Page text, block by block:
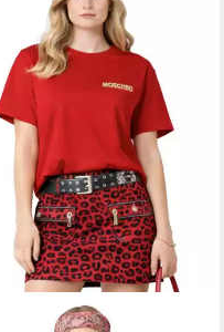
MOSCHINOT-Shirt